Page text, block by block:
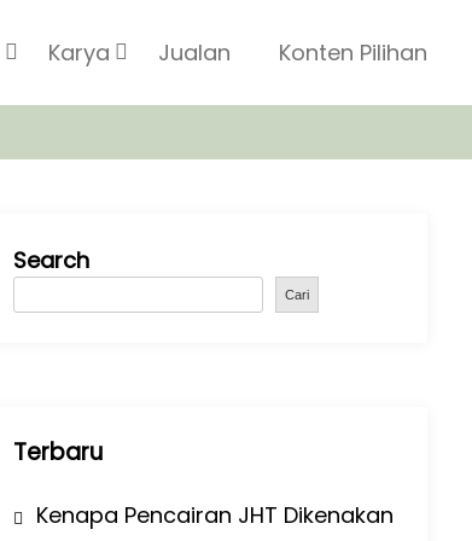
Karya Jualan Konten Pilihan
Search
Cari
Terbaru
Kenapa Pencairan JHT Dikenakan